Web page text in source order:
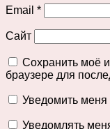
Email *
Сайт
Сохранить моё
браузере для
Уведомить
Уведомлять